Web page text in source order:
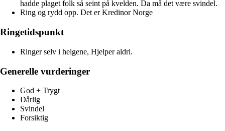
hadde plaget folk så seint på kvelden. Da må det være svindel.
Ring og rydd opp. Det er Kredinor Norge
Ringetidspunkt
Ringer selv i helgene, Hjelper aldri.
Generelle vurderinger
God + Trygt
Dårlig
Svindel
Forsiktig